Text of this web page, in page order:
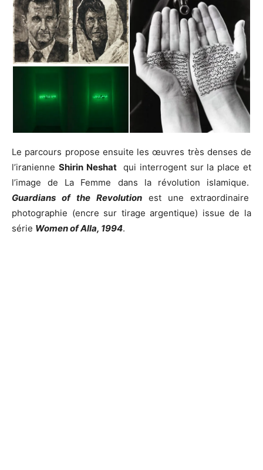
Le parcours propose ensuite les œuvres très denses de
l’iranienne Shirin Neshatqui interrogent sur la place et
l’image de La Femme dans la révolution islamique.
Guardians of the Revolution est une extraordinaire
photographie (encre sur tirage argentique) issue de la
série Women of Alla, 1994.